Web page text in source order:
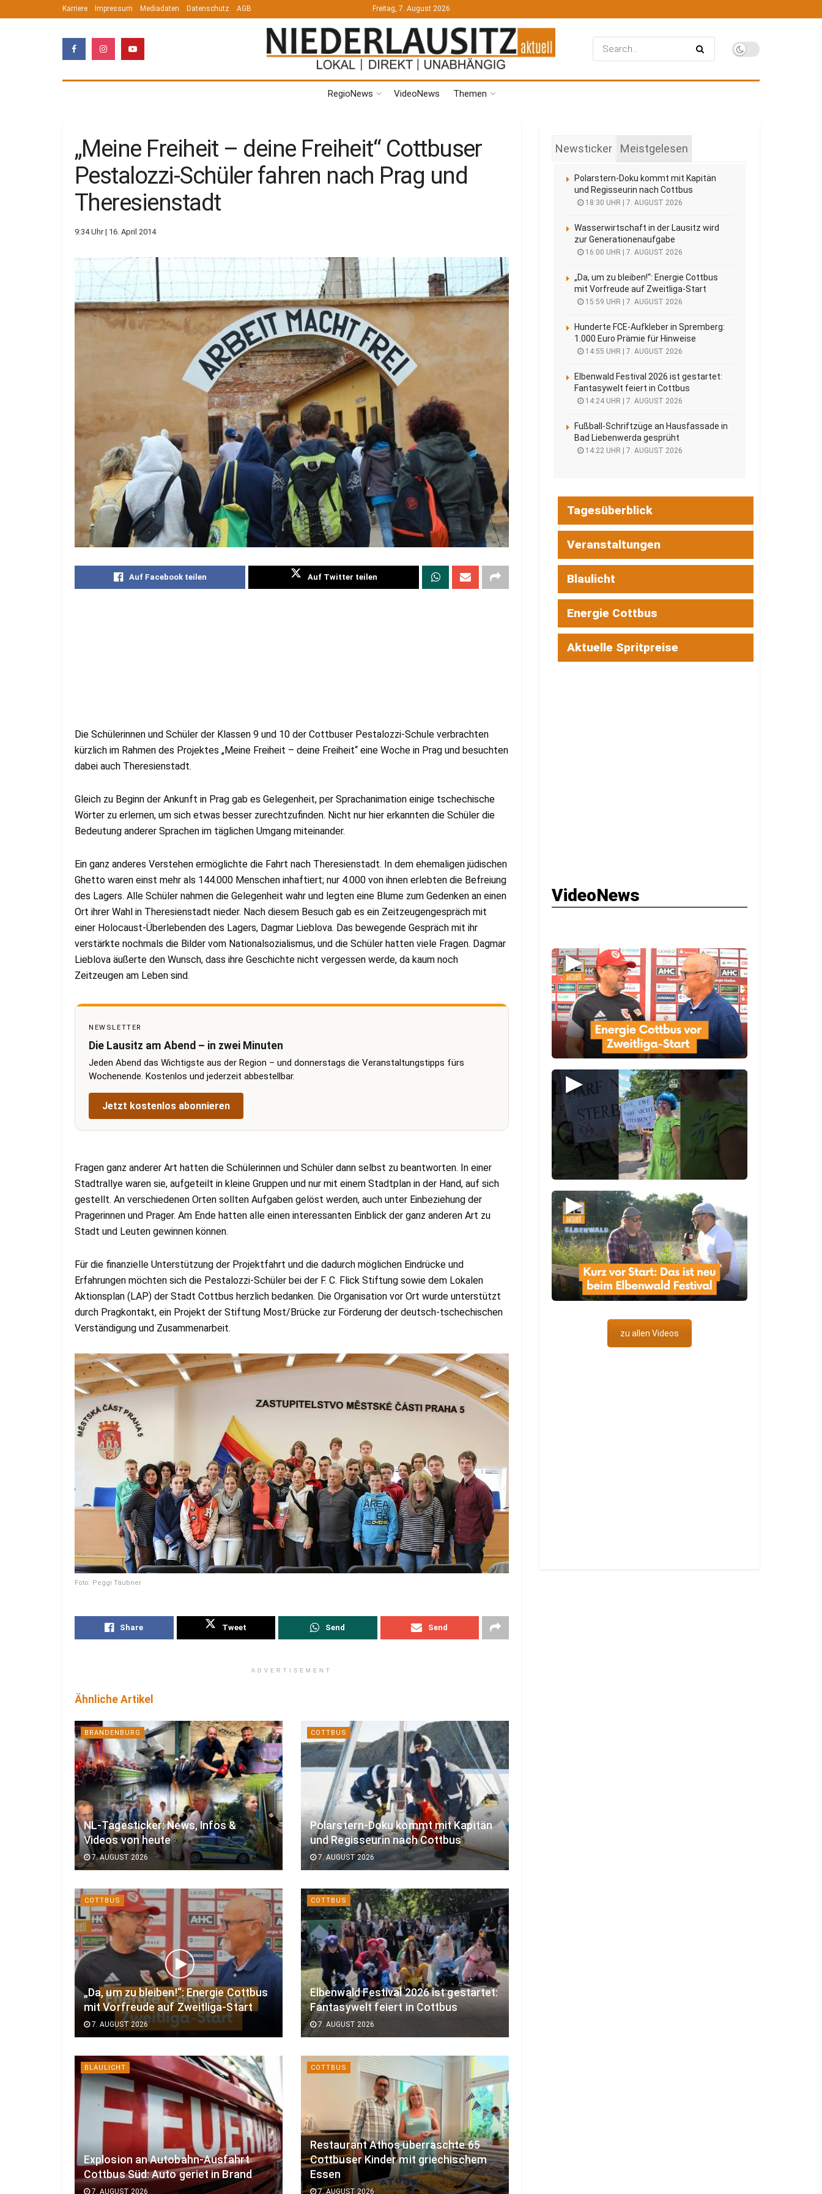
Karriere Impressum Mediadaten Datenschutz AGB Freitag, 7. August 2026
RegioNews VideoNews Themen
„Meine Freiheit – deine Freiheit“ Cottbuser
Pestalozzi-Schüler fahren nach Prag und
Theresienstadt
9:34 Uhr | 16. April 2014
Auf Facebook teilen Auf Twitter teilen
Die Schülerinnen und Schüler der Klassen 9 und 10 der Cottbuser Pestalozzi-Schule verbrachten
kürzlich im Rahmen des Projektes „Meine Freiheit – deine Freiheit“ eine Woche in Prag und besuchten
dabei auch Theresienstadt.
Gleich zu Beginn der Ankunft in Prag gab es Gelegenheit, per Sprachanimation einige tschechische
Wörter zu erlernen, um sich etwas besser zurechtzufinden. Nicht nur hier erkannten die Schüler die
Bedeutung anderer Sprachen im täglichen Umgang miteinander.
Ein ganz anderes Verstehen ermöglichte die Fahrt nach Theresienstadt. In dem ehemaligen jüdischen
Ghetto waren einst mehr als 144.000 Menschen inhaftiert; nur 4.000 von ihnen erlebten die Befreiung
des Lagers. Alle Schüler nahmen die Gelegenheit wahr und legten eine Blume zum Gedenken an einen
Ort ihrer Wahl in Theresienstadt nieder. Nach diesem Besuch gab es ein Zeitzeugengespräch mit
einer Holocaust-Überlebenden des Lagers, Dagmar Lieblova. Das bewegende Gespräch mit ihr
verstärkte nochmals die Bilder vom Nationalsozialismus, und die Schüler hatten viele Fragen. Dagmar
Lieblova äußerte den Wunsch, dass ihre Geschichte nicht vergessen werde, da kaum noch
Zeitzeugen am Leben sind.
NEWSLETTER
Die Lausitz am Abend – in zwei Minuten
Jeden Abend das Wichtigste aus der Region – und donnerstags die Veranstaltungstipps fürs
Wochenende. Kostenlos und jederzeit abbestellbar.
Jetzt kostenlos abonnieren
Fragen ganz anderer Art hatten die Schülerinnen und Schüler dann selbst zu beantworten. In einer
Stadtrallye waren sie, aufgeteilt in kleine Gruppen und nur mit einem Stadtplan in der Hand, auf sich
gestellt. An verschiedenen Orten sollten Aufgaben gelöst werden, auch unter Einbeziehung der
Pragerinnen und Prager. Am Ende hatten alle einen interessanten Einblick der ganz anderen Art zu
Stadt und Leuten gewinnen können.
Für die finanzielle Unterstützung der Projektfahrt und die dadurch möglichen Eindrücke und
Erfahrungen möchten sich die Pestalozzi-Schüler bei der F. C. Flick Stiftung sowie dem Lokalen
Aktionsplan (LAP) der Stadt Cottbus herzlich bedanken. Die Organisation vor Ort wurde unterstützt
durch Pragkontakt, ein Projekt der Stiftung Most/Brücke zur Förderung der deutsch-tschechischen
Verständigung und Zusammenarbeit.
Foto: Peggi Täubner
Share Tweet Send Send
ADVERTISEMENT
Ähnliche Artikel
BRANDENBURG
NL-Tagesticker: News, Infos &
Videos von heute
7. AUGUST 2026
COTTBUS
Polarstern-Doku kommt mit Kapitän
und Regisseurin nach Cottbus
7. AUGUST 2026
COTTBUS
„Da, um zu bleiben!“: Energie Cottbus
mit Vorfreude auf Zweitliga-Start
7. AUGUST 2026
COTTBUS
Elbenwald Festival 2026 ist gestartet:
Fantasywelt feiert in Cottbus
7. AUGUST 2026
BLAULICHT
Explosion an Autobahn-Ausfahrt
Cottbus Süd: Auto geriet in Brand
7. AUGUST 2026
COTTBUS
Restaurant Athos überraschte 65
Cottbuser Kinder mit griechischem
Essen
7. AUGUST 2026
Newsticker Meistgelesen
Polarstern-Doku kommt mit Kapitän
und Regisseurin nach Cottbus
18:30 UHR | 7. AUGUST 2026
Wasserwirtschaft in der Lausitz wird
zur Generationenaufgabe
16:00 UHR | 7. AUGUST 2026
„Da, um zu bleiben!“: Energie Cottbus
mit Vorfreude auf Zweitliga-Start
15:59 UHR | 7. AUGUST 2026
Hunderte FCE-Aufkleber in Spremberg:
1.000 Euro Prämie für Hinweise
14:55 UHR | 7. AUGUST 2026
Elbenwald Festival 2026 ist gestartet:
Fantasywelt feiert in Cottbus
14:24 UHR | 7. AUGUST 2026
Fußball-Schriftzüge an Hausfassade in
Bad Liebenwerda gesprüht
14:22 UHR | 7. AUGUST 2026
Tagesüberblick
Veranstaltungen
Blaulicht
Energie Cottbus
Aktuelle Spritpreise
VideoNews
▶
▶
▶
zu allen Videos